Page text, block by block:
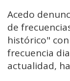
Acedo
de
histórico"
frecuencia
actualidad,